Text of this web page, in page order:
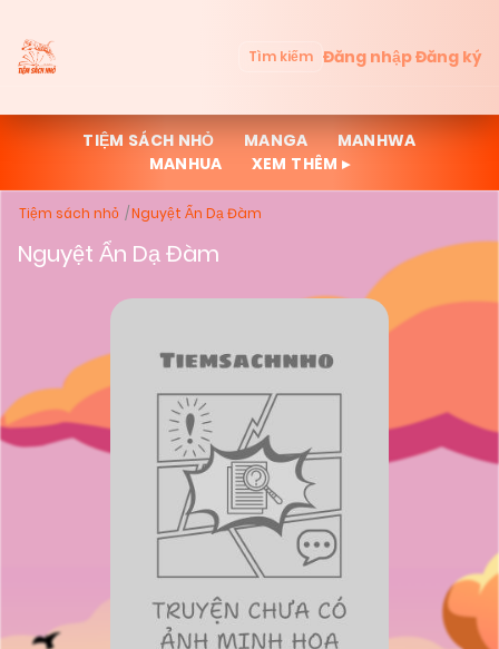
Tìm kiếm Đăng nhậpĐăng ký
TIỆM SÁCH NHỎ MANGA
MANHWA
MANHUA
XEM THÊM ▸
Tiệm sách nhỏ Nguyệt Ẩn Dạ Đàm
Nguyệt Ẩn Dạ Đàm